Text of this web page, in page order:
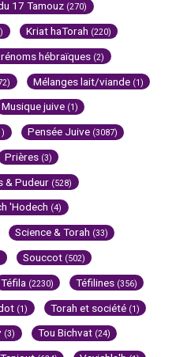
17 Tamouz (270)
Kriat haTorah (220)
hébraïques (2)
Mélanges lait/viande (1)
Musique juive (1)
Pensée Juive (3087)
Prières (3)
& Pudeur (528)
'Hodech (4)
Science & Torah (33)
Souccot (502)
Téfila (2230) Téfilines (356)
(1) Torah et société (1)
(3) Tou Bichvat (24)